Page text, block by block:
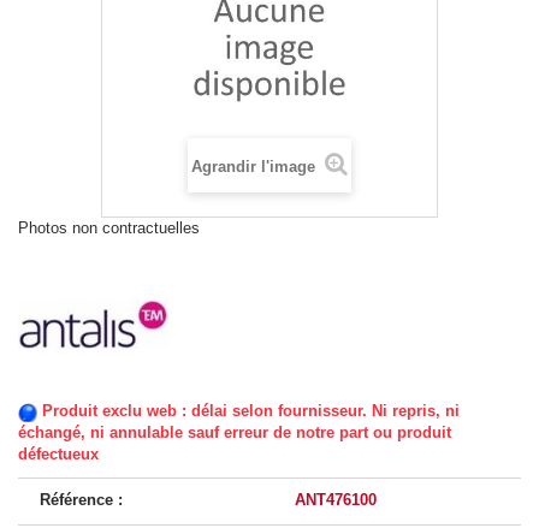
Agrandir l'image
Photos non contractuelles
Produit exclu web : délai selon fournisseur. Ni repris, ni
échangé, ni annulable sauf erreur de notre part ou produit
défectueux
Référence : ANT476100